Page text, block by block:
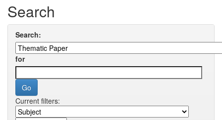
Search
Search:
for
Current filters: